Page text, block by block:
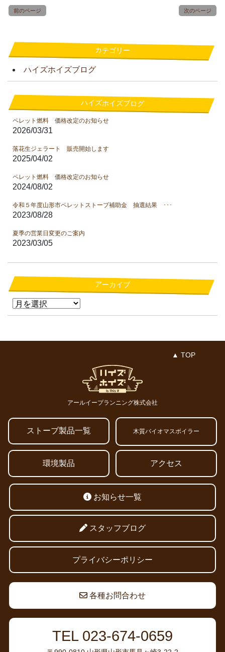
前のページ 次のページ
カテゴリー
ハイズホイズブログ
ハイズホイズブログ
ペレット燃料 価格改定のお知らせ
2026/03/31
落花生ジェラート 販売開始します
2025/04/02
ペレット燃料 価格改定のお知らせ
2024/08/02
令和５年度山形市ペレットストーブ補助金 抽選結果 ･･･
2023/08/28
夏季の営業日変更のご案内
2023/03/05
アーカイブ
▲ TOP
アールイープランニング株式会社
ストーブ製品一覧 木質バイオマスボイラー
環境製品 アクセス
お知らせ一覧
スタッフブログ
プライバシーポリシー
各種お問合わせ
TEL 023-674-0659